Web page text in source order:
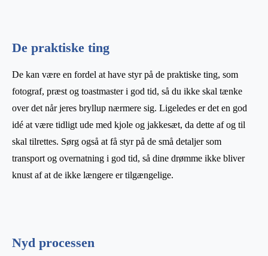
De praktiske ting
De kan være en fordel at have styr på de praktiske ting, som
fotograf, præst og toastmaster i god tid, så du ikke skal tænke
over det når jeres bryllup nærmere sig. Ligeledes er det en god
idé at være tidligt ude med kjole og jakkesæt, da dette af og til
skal tilrettes. Sørg også at få styr på de små detaljer som
transport og overnatning i god tid, så dine drømme ikke bliver
knust af at de ikke længere er tilgængelige.
Nyd processen